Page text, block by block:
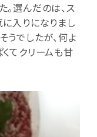
選んだのは、ス
入りになりまし
うでしたが、何よ
てクリームも甘